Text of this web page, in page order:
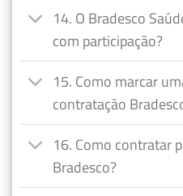
14. O Bradesco
com participação?
15. Como marcar
contratação
16. Como contratar
Bradesco?